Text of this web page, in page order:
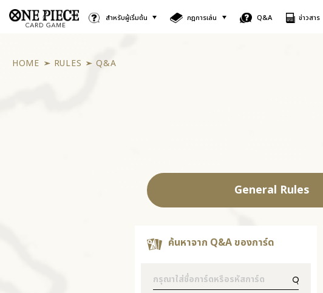
สำหรับผู้เริ่มต้น กฎการเล่น Q&A ข่าวสาร
HOME RULES Q&A
General Rules
ค้นหาจาก Q&A ของการ์ด